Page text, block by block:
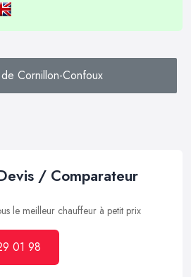
Cornillon-Confoux
/ Comparateur
le meilleur chauffeur à petit prix
01 98